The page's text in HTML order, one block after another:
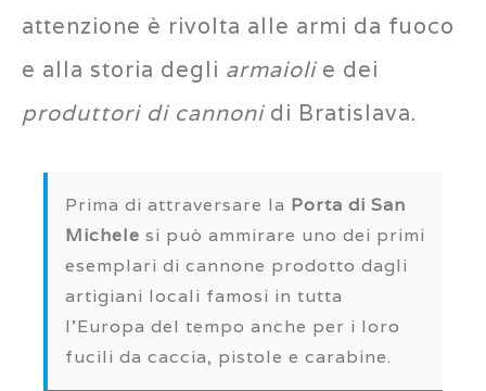
attenzione è rivolta alle armi da fuoco
e alla storia degli armaiolie dei
produttori di cannonidi Bratislava.
Prima di attraversare la Porta di San
Michele si può ammirare uno dei primi
esemplari di cannone prodotto dagli
artigiani locali famosi in tutta
l’Europa del tempo anche per i loro
fucili da caccia, pistole e carabine.